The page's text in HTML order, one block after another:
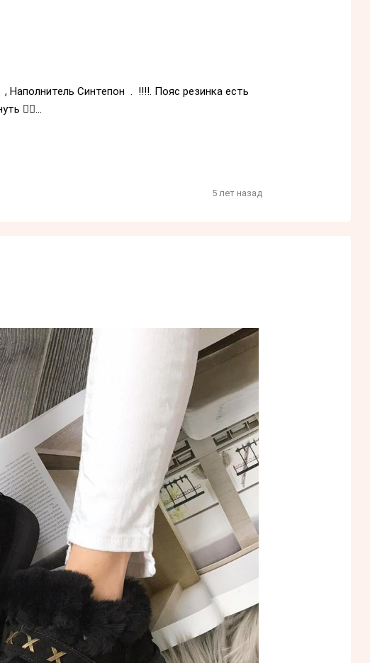
Синтепон . !!!!. Пояс резинка есть
👍🏼...
5 лет назад